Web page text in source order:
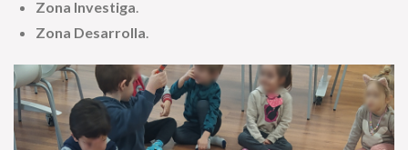
Zona Investiga.
Zona Desarrolla.